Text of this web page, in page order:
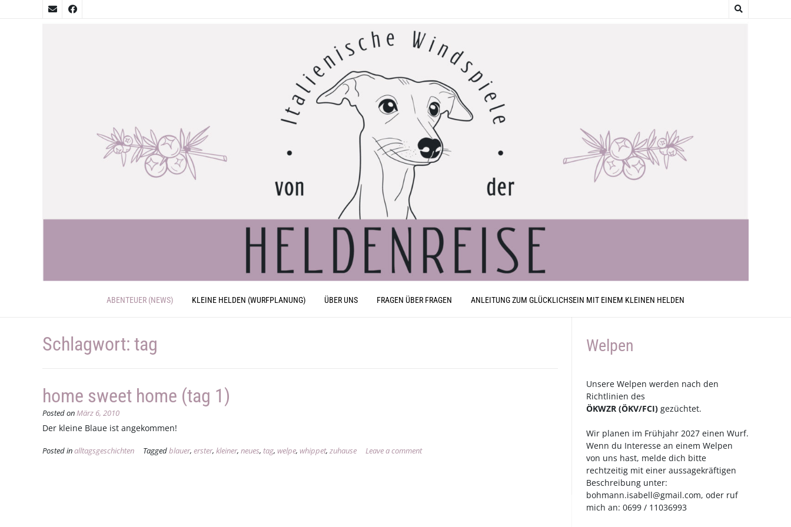
ABENTEUER (NEWS) KLEINE HELDEN (WURFPLANUNG) ÜBER UNS FRAGEN ÜBER FRAGEN ANLEITUNG ZUM GLÜCKLICHSEIN MIT EINEM KLEINEN HELDEN
Schlagwort: tag
home sweet home (tag 1)
Posted onMärz 6, 2010
Der kleine Blaue ist angekommen!
Posted inalltagsgeschichten Taggedblauer, erster, kleiner, neues, tag, welpe, whippet, zuhause Leave a comment
Welpen
Unsere Welpen werden nach den
Richtlinien des
ÖKWZR (ÖKV/FCI) gezüchtet.
Wir planen im Frühjahr 2027 einen Wurf.
Wenn du Interesse an einem Welpen
von uns hast, melde dich bitte
rechtzeitig mit einer aussagekräftigen
Beschreibung unter:
bohmann.isabell@gmail.com, oder ruf
mich an: 0699 / 11036993